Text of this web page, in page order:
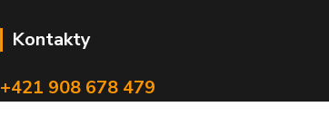
Kontakty
+421 908 678 479